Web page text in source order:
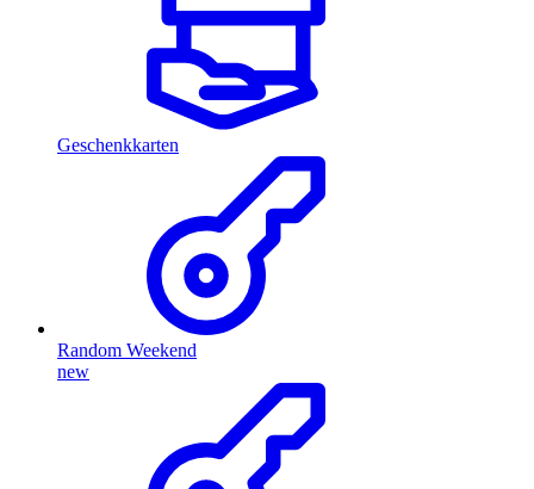
Geschenkkarten
Random Weekend
new